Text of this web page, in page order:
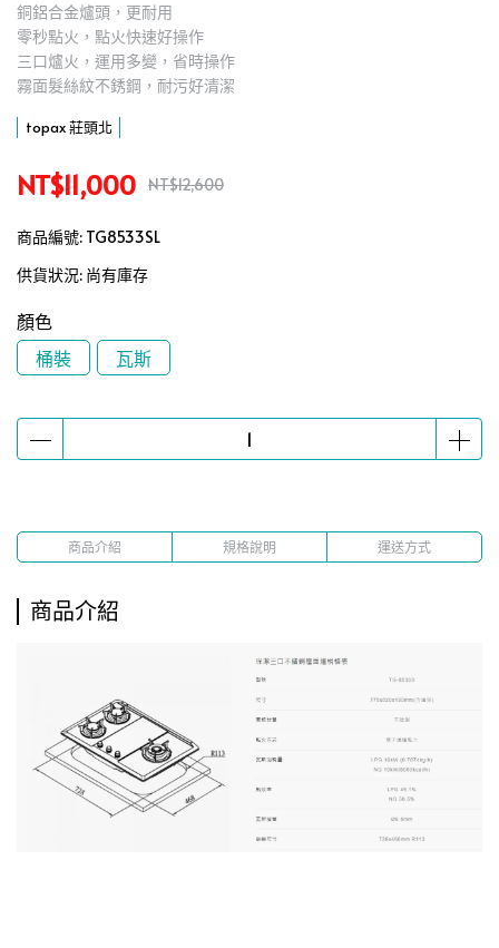
銅鋁合金爐頭，更耐用
零秒點火，點火快速好操作
三口爐火，運用多變，省時操作
霧面髮絲紋不銹鋼，耐污好清潔
topax 莊頭北
NT$11,000 NT$12,600
商品編號: TG8533SL
供貨狀況: 尚有庫存
顏色
桶裝
瓦斯
商品介紹 規格說明 運送方式
商品介紹